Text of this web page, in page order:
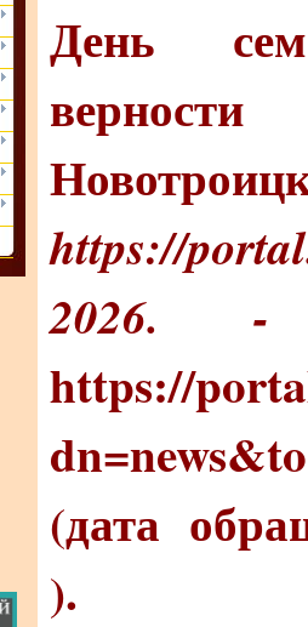
День
https://
https://
(дата
).